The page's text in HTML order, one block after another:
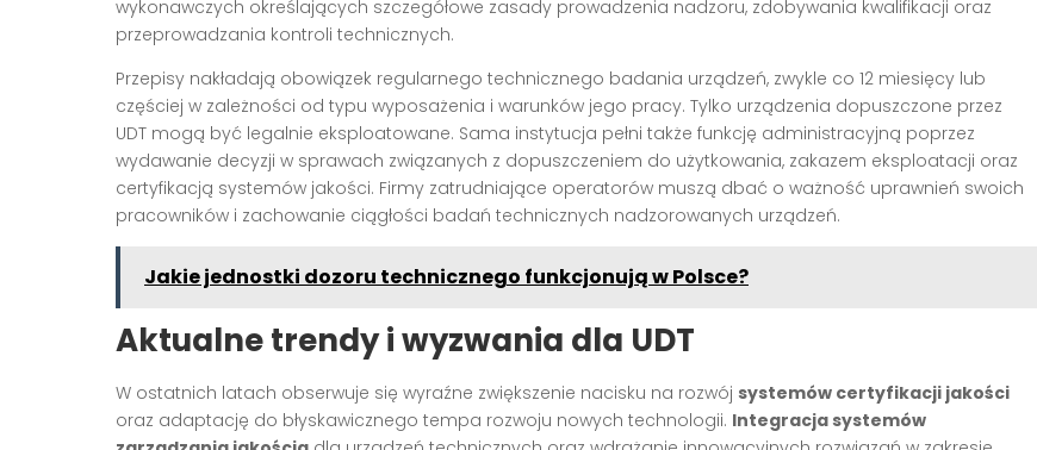
wykonawczych określających szczegółowe zasady prowadzenia nadzoru, zdobywania kwalifikacji oraz
przeprowadzania kontroli technicznych.
Przepisy nakładają obowiązek regularnego technicznego badania urządzeń, zwykle co 12 miesięcy lub
częściej w zależności od typu wyposażenia i warunków jego pracy. Tylko urządzenia dopuszczone przez
UDT mogą być legalnie eksploatowane. Sama instytucja pełni także funkcję administracyjną poprzez
wydawanie decyzji w sprawach związanych z dopuszczeniem do użytkowania, zakazem eksploatacji oraz
certyfikacją systemów jakości. Firmy zatrudniające operatorów muszą dbać o ważność uprawnień swoich
pracowników i zachowanie ciągłości badań technicznych nadzorowanych urządzeń.
Jakie jednostki dozoru technicznego funkcjonują w Polsce?
Aktualne trendy i wyzwania dla UDT
W ostatnich latach obserwuje się wyraźne zwiększenie nacisku na rozwój systemów certyfikacji jakości
oraz adaptację do błyskawicznego tempa rozwoju nowych technologii. Integracja systemów